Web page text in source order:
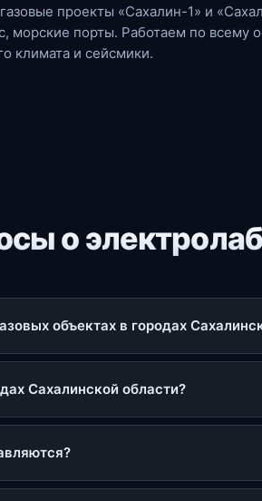
проекты «Сахалин-1» и
порты. Работаем по всему
климата и сейсмики.
о
объектах в городах
Сахалинской области?